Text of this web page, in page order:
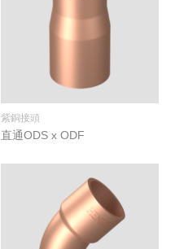
紫銅接頭
直通ODS x ODF